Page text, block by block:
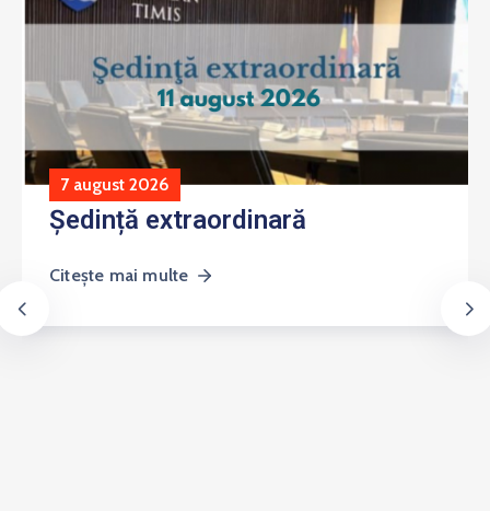
7 august 2026
Ședință extraordinară
Citește mai multe